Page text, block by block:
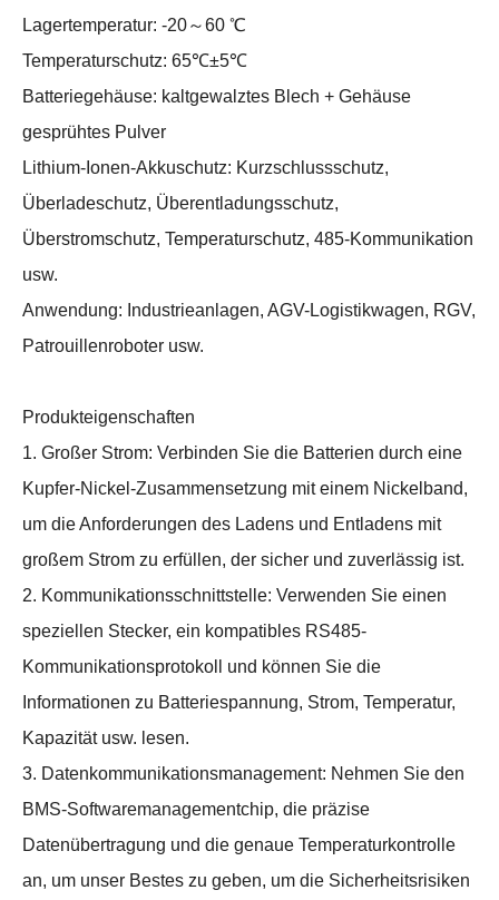
Lagertemperatur: -20～60 ℃
Temperaturschutz: 65℃±5℃
Batteriegehäuse: kaltgewalztes Blech + Gehäuse
gesprühtes Pulver
Lithium-Ionen-Akkuschutz: Kurzschlussschutz,
Überladeschutz, Überentladungsschutz,
Überstromschutz, Temperaturschutz, 485-Kommunikation
usw.
Anwendung: Industrieanlagen, AGV-Logistikwagen, RGV,
Patrouillenroboter usw.
Produkteigenschaften
1. Großer Strom: Verbinden Sie die Batterien durch eine
Kupfer-Nickel-Zusammensetzung mit einem Nickelband,
um die Anforderungen des Ladens und Entladens mit
großem Strom zu erfüllen, der sicher und zuverlässig ist.
2. Kommunikationsschnittstelle: Verwenden Sie einen
speziellen Stecker, ein kompatibles RS485-
Kommunikationsprotokoll und können Sie die
Informationen zu Batteriespannung, Strom, Temperatur,
Kapazität usw. lesen.
3. Datenkommunikationsmanagement: Nehmen Sie den
BMS-Softwaremanagementchip, die präzise
Datenübertragung und die genaue Temperaturkontrolle
an, um unser Bestes zu geben, um die Sicherheitsrisiken